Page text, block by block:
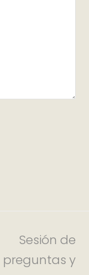
Sesión de
preguntas y